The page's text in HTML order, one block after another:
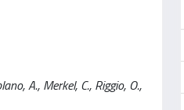
A., Merkel, C., Riggio, O.,